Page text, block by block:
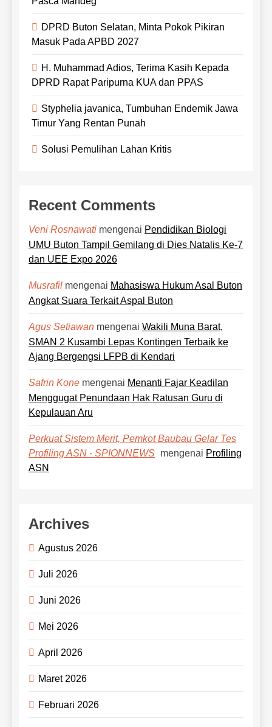
DPRD Buton Selatan, Minta Pokok Pikiran
Masuk Pada APBD 2027
H. Muhammad Adios, Terima Kasih Kepada
DPRD Rapat Paripurna KUA dan PPAS
Styphelia javanica, Tumbuhan Endemik Jawa
Timur Yang Rentan Punah
Solusi Pemulihan Lahan Kritis
Recent Comments
Veni Rosnawati mengenai Pendidikan Biologi
UMU Buton Tampil Gemilang di Dies Natalis Ke-7
dan UEE Expo 2026
Musrafil mengenai Mahasiswa Hukum Asal Buton
Angkat Suara Terkait Aspal Buton
Agus Setiawan mengenai Wakili Muna Barat,
SMAN 2 Kusambi Lepas Kontingen Terbaik ke
Ajang Bergengsi LFPB di Kendari
Safrin Kone mengenai Menanti Fajar Keadilan
Menggugat Penundaan Hak Ratusan Guru di
Kepulauan Aru
Perkuat Sistem Merit, Pemkot Baubau Gelar Tes
Profiling ASN - SPIONNEWS mengenai Profiling
ASN
Archives
Agustus 2026
Juli 2026
Juni 2026
Mei 2026
April 2026
Maret 2026
Februari 2026